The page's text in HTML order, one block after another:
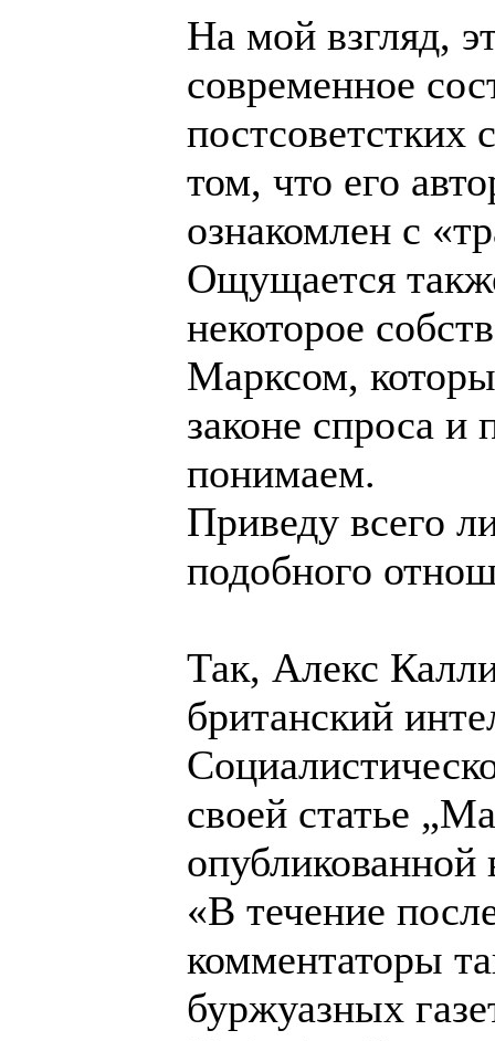
На мой взгляд,
современное
постсоветстких
том, что его
ознакомлен с
Ощущается
некоторое
Марксом,
законе спроса
понимаем.
Приведу всего
подобного
Так, Алекс
британский
своей статье
«В течение
комментаторы
буржуазных